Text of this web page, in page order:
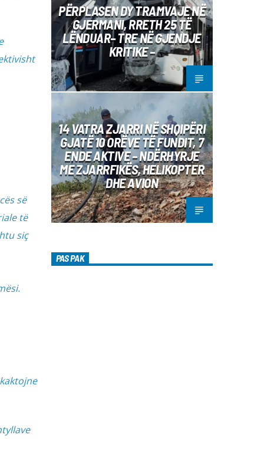
së
të
siç
PËRPLASEN DY TRAMVAJE NË
GJERMANI, RRETH 25 TË
LËNDUAR– TRE NË GJENDJE
KRITIKE –
14 VATRA ZJARRI NË SHQIPËRI
GJATË 10 ORËVE TË FUNDIT, 7
ENDE AKTIVE – NDËRHYRJE
ME ZJARRFIKËS, HELIKOPTER
DHE AVION
PAS PAK